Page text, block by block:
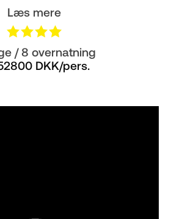
Læs mere
/ 8 overnatning
DKK/pers.